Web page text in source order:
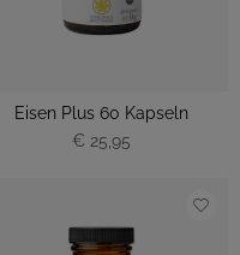
Eisen Plus 60 Kapseln
€ 25,95